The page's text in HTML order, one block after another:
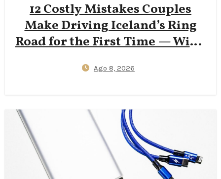
12 Costly Mistakes Couples
Make Driving Iceland’s Ring
Road for the First Time — Wind
Bridge Stress, and 2026
Ago 8, 2026